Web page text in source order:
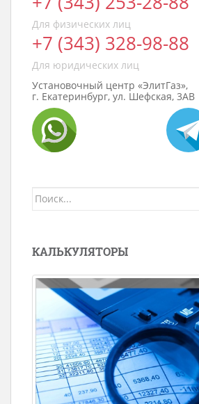
Для физических лиц
+7 (343) 328-98-88
Для юридических лиц
Установочный центр «ЭлитГаз»,
г. Екатеринбург, ул. Шефская, 3АВ
Поиск
КАЛЬКУЛЯТОРЫ